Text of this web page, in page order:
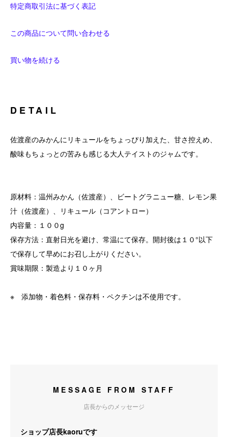
特定商取引法に基づく表記
この商品について問い合わせる
買い物を続ける
DETAIL
佐渡産のみかんにリキュールをちょっぴり加えた、甘さ控えめ、
酸味もちょっとの苦みも感じる大人テイストのジャムです。
原材料：温州みかん（佐渡産）、ビートグラニュー糖、レモン果
汁（佐渡産）、リキュール（コアントロー）
内容量：１００g
保存方法：直射日光を避け、常温にて保存。開封後は１０°以下
で保存して早めにお召し上がりください。
賞味期限：製造より１０ヶ月
※ 添加物・着色料・保存料・ペクチンは不使用です。
MESSAGE FROM STAFF
店長からのメッセージ
ショップ店長kaoruです